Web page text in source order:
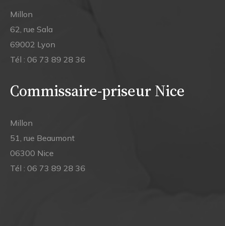
Millon
62, rue Sala
69002 Lyon
Tél : 06 73 89 28 36
Commissaire-priseur Nice
Millon
51, rue Beaumont
06300 Nice
Tél : 06 73 89 28 36